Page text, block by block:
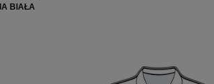
BIAŁA